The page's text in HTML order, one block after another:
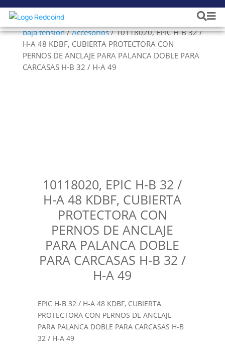
Inicio/Cables y Conductores
Cables especiales en
baja tensión/Accesorios/ 10118020, EPIC H-B 32 /
H-A 48 KDBF, CUBIERTA PROTECTORA CON
PERNOS DE ANCLAJE PARA PALANCA DOBLE PARA
CARCASAS H-B 32 / H-A 49
10118020, EPIC H-B 32 /
H-A 48 KDBF, CUBIERTA
PROTECTORA CON
PERNOS DE ANCLAJE
PARA PALANCA DOBLE
PARA CARCASAS H-B 32 /
H-A 49
EPIC H-B 32 / H-A 48 KDBF, CUBIERTA
PROTECTORA CON PERNOS DE ANCLAJE
PARA PALANCA DOBLE PARA CARCASAS H-B
32 / H-A 49